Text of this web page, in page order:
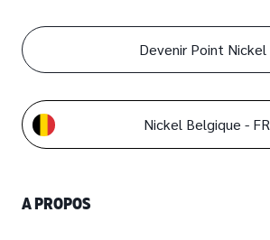
A PROPOS
Devenir Point Nickel
Nickel Belgique - FR